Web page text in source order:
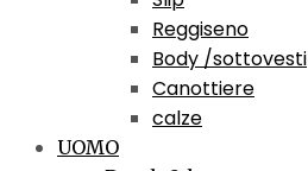
Reggiseno
Body /sottovesti
Canottiere
calze
UOMO